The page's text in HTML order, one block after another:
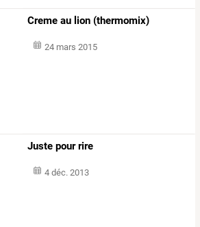
Creme au lion (thermomix)
24 mars 2015
Juste pour rire
4 déc. 2013